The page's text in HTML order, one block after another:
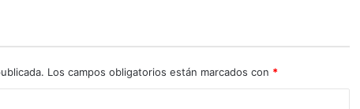
Los campos obligatorios están marcados con *